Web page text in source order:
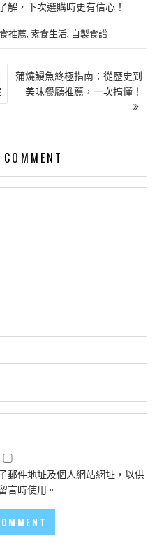
解，下次選購時更有信心！
推薦, 素食生活, 自製食譜
蒲燒鰻魚終極指南：從歷史到
美味餐廳推薦，一次搞懂！
郵件地址及個人網站網址，以供
言時使用。